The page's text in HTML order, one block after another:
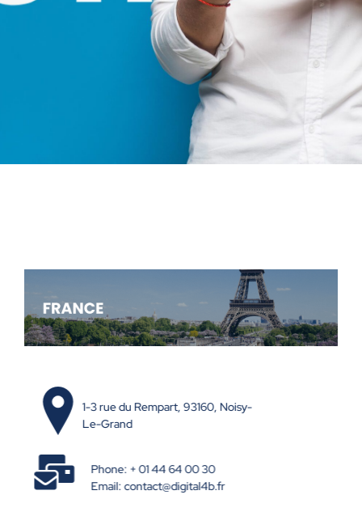
1-3 rue du Rempart, 93160, Noisy-
Le-Grand
Phone: + 01 44 64 00 30
Email:contact@digital4b.fr